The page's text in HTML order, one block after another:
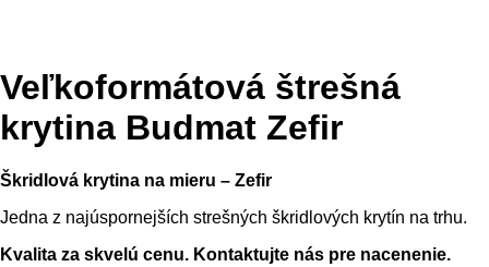
Veľkoformátová štrešná
krytina Budmat Zefir
Škridlová krytina na mieru – Zefir
Jedna z najúspornejších strešných škridlových krytín na trhu.
Kvalita za skvelú cenu. Kontaktujte nás pre nacenenie.